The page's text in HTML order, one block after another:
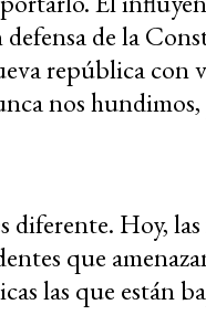
defensa de la
república con
nos
diferente. Hoy,
que
las que están